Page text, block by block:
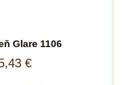
Glare 1106
€